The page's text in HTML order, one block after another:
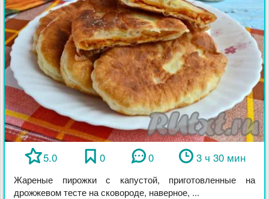
5.0 0 0 3 ч 30 мин
Жареные пирожки с капустой, приготовленные на
дрожжевом тесте на сковороде, наверное, ...